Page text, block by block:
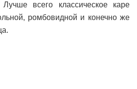
всего классическое каре
ромбовидной и конечно же